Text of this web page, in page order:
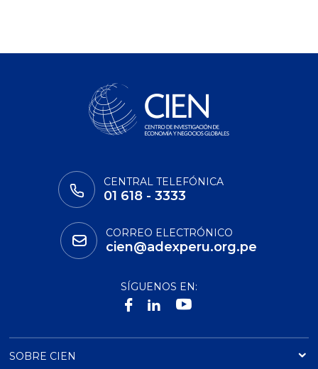
CENTRAL TELEFÓNICA
01 618 - 3333
CORREO ELECTRÓNICO
cien@adexperu.org.pe
SÍGUENOS EN:
SOBRE CIEN